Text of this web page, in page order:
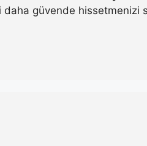
daha güvende hissetmenizi